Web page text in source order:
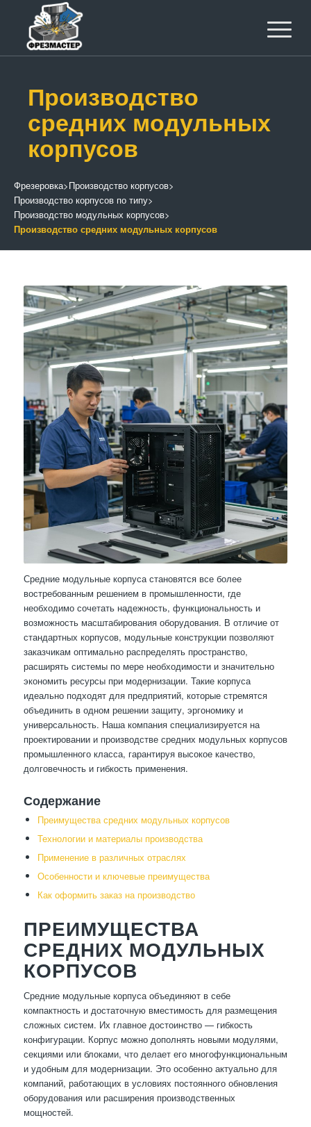
Производство
средних модульных
корпусов
Фрезеровка>Производство корпусов>
Производство корпусов по типу>
Производство модульных корпусов>
Производство средних модульных корпусов
Средние модульные корпуса становятся все более
востребованным решением в промышленности, где
необходимо сочетать надежность, функциональность и
возможность масштабирования оборудования. В отличие от
стандартных корпусов, модульные конструкции позволяют
заказчикам оптимально распределять пространство,
расширять системы по мере необходимости и значительно
экономить ресурсы при модернизации. Такие корпуса
идеально подходят для предприятий, которые стремятся
объединить в одном решении защиту, эргономику и
универсальность. Наша компания специализируется на
проектировании и производстве средних модульных корпусов
промышленного класса, гарантируя высокое качество,
долговечность и гибкость применения.
Содержание
Преимущества средних модульных корпусов
Технологии и материалы производства
Применение в различных отраслях
Особенности и ключевые преимущества
Как оформить заказ на производство
ПРЕИМУЩЕСТВА
СРЕДНИХ МОДУЛЬНЫХ
КОРПУСОВ
Средние модульные корпуса объединяют в себе
компактность и достаточную вместимость для размещения
сложных систем. Их главное достоинство — гибкость
конфигурации. Корпус можно дополнять новыми модулями,
секциями или блоками, что делает его многофункциональным
и удобным для модернизации. Это особенно актуально для
компаний, работающих в условиях постоянного обновления
оборудования или расширения производственных
мощностей.